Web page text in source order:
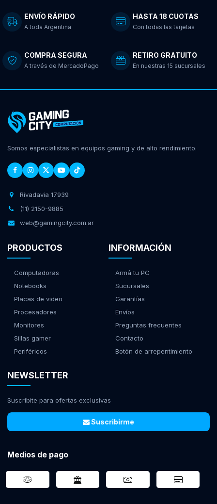
ENVÍO RÁPIDO
A toda Argentina
HASTA 18 CUOTAS
Con todas las tarjetas
COMPRA SEGURA
A través de MercadoPago
RETIRO GRATUITO
En nuestras 15 sucursales
Somos especialistas en equipos gaming y de alto rendimiento.
Rivadavia 17939
(11) 2150-9885
web@gamingcity.com.ar
PRODUCTOS
Computadoras
Notebooks
Placas de video
Procesadores
Monitores
Sillas gamer
Periféricos
INFORMACIÓN
Armá tu PC
Sucursales
Garantías
Envíos
Preguntas frecuentes
Contacto
Botón de arrepentimiento
NEWSLETTER
Suscribite para ofertas exclusivas
Suscribirme
Medios de pago